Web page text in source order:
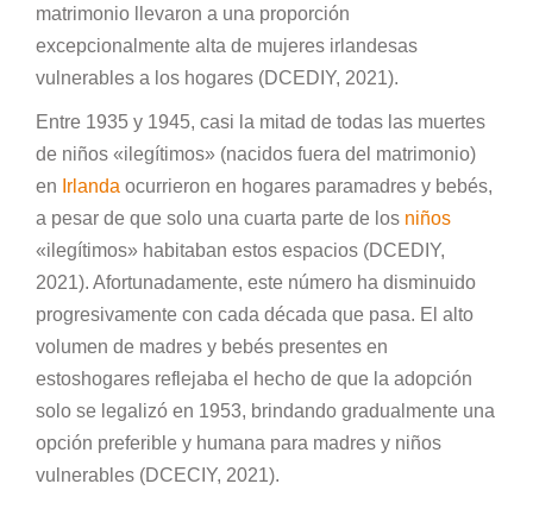
matrimonio ​​llevaron a una proporción
excepcionalmente alta de mujeres irlandesas
vulnerables a los hogares (DCEDIY, 2021).
Entre 1935 y 1945, casi la mitad de todas las muertes
de niños «ilegítimos» (nacidos fuera del matrimonio)
en Irlanda ocurrieron en hogares paramadres y bebés,
a pesar de que solo una cuarta parte de los niños
«ilegítimos» habitaban estos espacios (DCEDIY,
2021). Afortunadamente, este número ha disminuido
progresivamente con cada década que pasa. El alto
volumen de madres y bebés presentes en
estoshogares reflejaba el hecho de que la adopción
solo se legalizó en 1953, brindando gradualmente una
opción preferible y humana para madres y niños
vulnerables (DCECIY, 2021).